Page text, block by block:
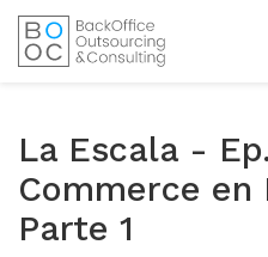
La Escala -
Commerce en
Parte 1